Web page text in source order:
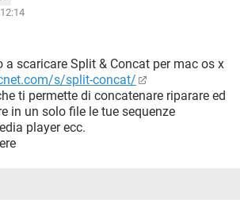
scaricare Split & Concat per mac os x
s/split-concat/
ti permette di concatenare riparare ed
in un solo file le tue sequenze
player ecc.